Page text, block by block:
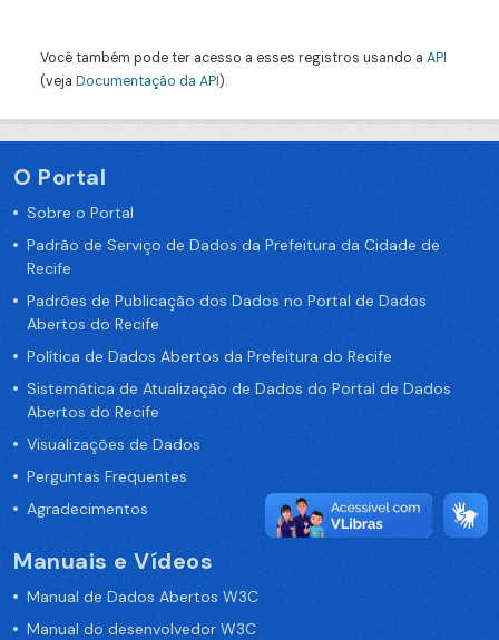
Você também pode ter acesso a esses registros usando a API
(veja Documentação da API).
O Portal
Sobre o Portal
Padrão de Serviço de Dados da Prefeitura da Cidade de
Recife
Padrões de Publicação dos Dados no Portal de Dados
Abertos do Recife
Política de Dados Abertos da Prefeitura do Recife
Sistemática de Atualização de Dados do Portal de Dados
Abertos do Recife
Visualizações de Dados
Perguntas Frequentes
Agradecimentos
Manuais e Vídeos
Manual de Dados Abertos W3C
Manual do desenvolvedor W3C